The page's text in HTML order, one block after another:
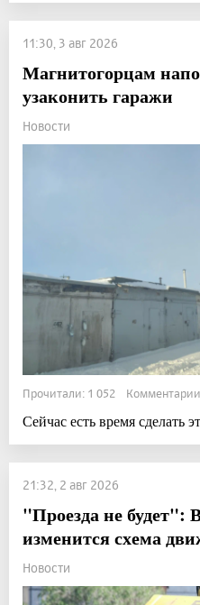
11:30, 3 авг 2026
Магнитогорцам
узаконить гаражи
Новости
Прочитали: 1 052
Сейчас есть время сделать
21:32, 2 авг 2026
"Проезда не будет":
изменится схема
Новости